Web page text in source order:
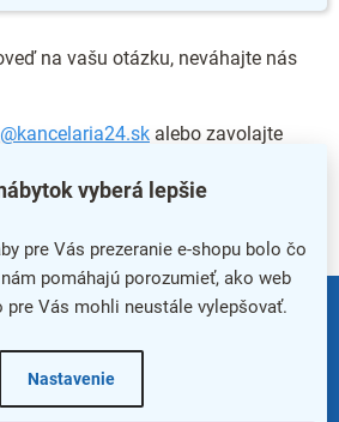
vyberá lepšie
pre Vás prezeranie e-shopu bolo čo
pomáhajú porozumieť, ako web
pre Vás mohli neustále vylepšovať.
Nastavenie
na vašu otázku, neváhajte nás
alebo zavolajte
produktov po nastavenie
135